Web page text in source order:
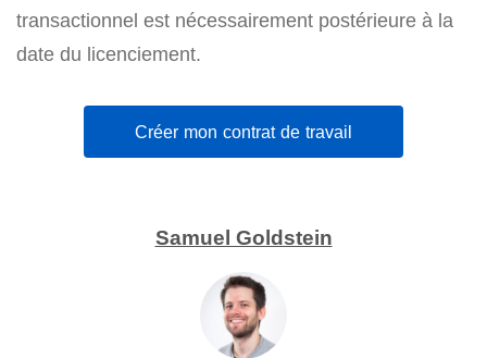
transactionnel est nécessairement postérieure à la
date du licenciement.
Créer mon contrat de travail
Samuel Goldstein